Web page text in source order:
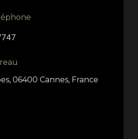
06400 Cannes, France